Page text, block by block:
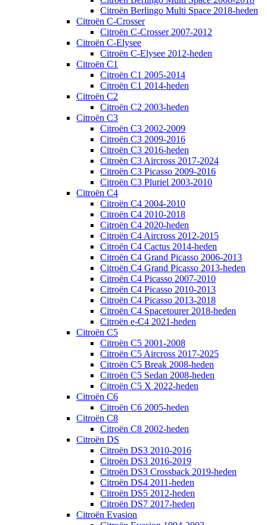
Citroën Berlingo Multi Space 2018-heden
Citroën C-Crosser
Citroën C-Crosser 2007-2012
Citroën C-Elysee
Citroën C-Elysee 2012-heden
Citroën C1
Citroën C1 2005-2014
Citroën C1 2014-heden
Citroën C2
Citroën C2 2003-heden
Citroën C3
Citroën C3 2002-2009
Citroën C3 2009-2016
Citroën C3 2016-heden
Citroën C3 Aircross 2017-2024
Citroën C3 Picasso 2009-2016
Citroën C3 Pluriel 2003-2010
Citroën C4
Citroën C4 2004-2010
Citroën C4 2010-2018
Citroën C4 2020-heden
Citroën C4 Aircross 2012-2015
Citroën C4 Cactus 2014-heden
Citroën C4 Grand Picasso 2006-2013
Citroën C4 Grand Picasso 2013-heden
Citroën C4 Picasso 2007-2010
Citroën C4 Picasso 2010-2013
Citroën C4 Picasso 2013-2018
Citroën C4 Spacetourer 2018-heden
Citroën e-C4 2021-heden
Citroën C5
Citroën C5 2001-2008
Citroën C5 Aircross 2017-2025
Citroën C5 Break 2008-heden
Citroën C5 Sedan 2008-heden
Citroën C5 X 2022-heden
Citroën C6
Citroën C6 2005-heden
Citroën C8
Citroën C8 2002-heden
Citroën DS
Citroën DS3 2010-2016
Citroën DS3 2016-2019
Citroën DS3 Crossback 2019-heden
Citroën DS4 2011-heden
Citroën DS5 2012-heden
Citroën DS7 2017-heden
Citroën Evasion